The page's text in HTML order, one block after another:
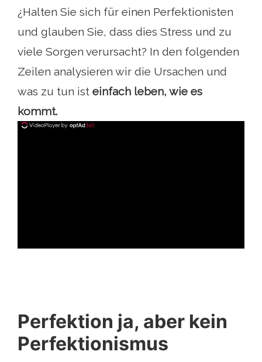
¿Halten Sie sich für einen Perfektionisten
und glauben Sie, dass dies Stress und zu
viele Sorgen verursacht? In den folgenden
Zeilen analysieren wir die Ursachen und
was zu tun ist einfach leben, wie es
kommt.
Perfektion ja, aber kein
Perfektionismus